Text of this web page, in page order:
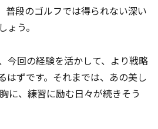
普段のゴルフでは得られない深い
う。
今回の経験を活かして、より戦略
はずです。それまでは、あの美し
に、練習に励む日々が続きそう